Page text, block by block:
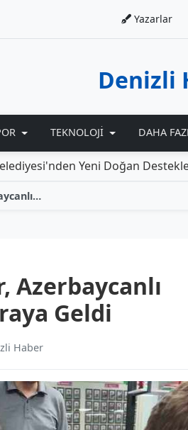
Yazarlar
Denizli
TEKNOLOJI DAHA
Yeni Doğan Destekleri 13,5
Çamelili Öğrenciler, Azerbaycanlı Kardeşleriyle Bir Araya Geldi
Azerbaycanlı
Geldi
Haber